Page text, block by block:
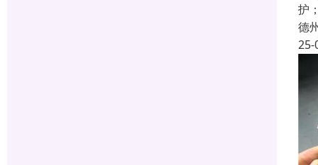
护
德
25-